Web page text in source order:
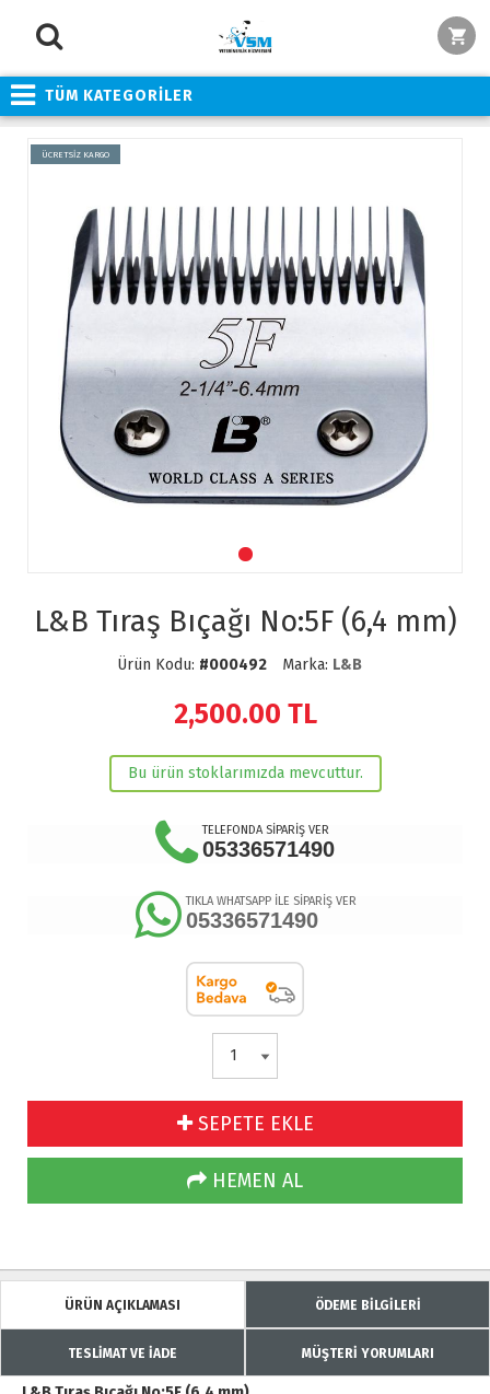
TÜM KATEGORİLER
ÜCRETSİZ KARGO
L&B Tıraş Bıçağı No:5F (6,4 mm)
Ürün Kodu: #000492 Marka: L&B
2,500.00 TL
Bu ürün stoklarımızda mevcuttur.
TELEFONDA SİPARİŞ VER
05336571490
TIKLA WHATSAPP İLE SİPARİŞ VER
05336571490
SEPETE EKLE
HEMEN AL
ÜRÜN AÇIKLAMASI ÖDEME BİLGİLERİ
TESLİMAT VE İADE MÜŞTERİ YORUMLARI